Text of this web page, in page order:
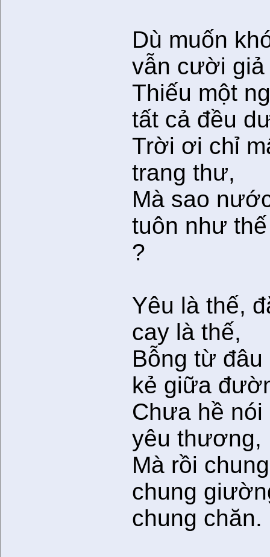
Dù muốn
vẫn cười giả
Thiếu một
tất cả đều
Trời ơi chỉ
trang thư,
Mà sao
tuôn như
?
Yêu là thế,
cay là thế,
Bỗng từ đâu
kẻ giữa
Chưa hề nói
yêu thương,
Mà rồi
chung
chung chăn.